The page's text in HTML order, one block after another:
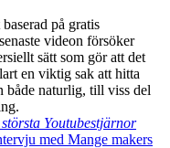
på gratis
videon försöker
sätt som gör att det
en viktig sak att hitta
både naturlig, till viss del
Youtubestjärnor
med Mange makers